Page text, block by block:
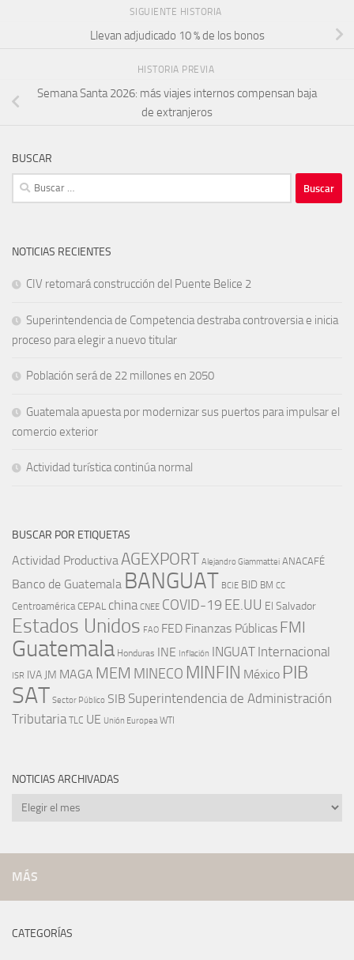
SIGUIENTE HISTORIA
Llevan adjudicado 10 % de los bonos
HISTORIA PREVIA
Semana Santa 2026: más viajes internos compensan baja
de extranjeros
BUSCAR
Buscar:
NOTICIAS RECIENTES
CIV retomará construcción del Puente Belice 2
Superintendencia de Competencia destraba controversia e inicia
proceso para elegir a nuevo titular
Población será de 22 millones en 2050
Guatemala apuesta por modernizar sus puertos para impulsar el
comercio exterior
Actividad turística continúa normal
BUSCAR POR ETIQUETAS
Actividad ProductivaAGEXPORT Alejandro Giammattei ANACAFÉ
Banco de Guatemala BANGUAT BCIE BID BM CC
Centroamérica CEPAL china CNEE COVID-19 EE.UU El Salvador
Estados Unidos FAO FED Finanzas Públicas FMI
Guatemala Honduras INE Inflación INGUAT Internacional
ISR IVA JM MAGA MEM MINECO MINFIN México PIB
SAT Sector Público SIB Superintendencia de Administración
Tributaria TLC UE Unión Europea WTI
NOTICIAS ARCHIVADAS
Noticias
MÁS
CATEGORÍAS